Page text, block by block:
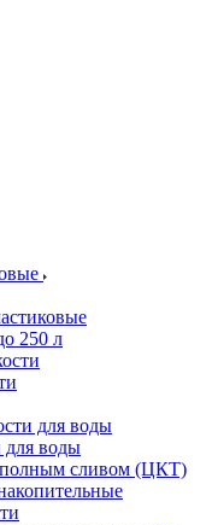
250 л
для воды
для воды
полным сливом (ЦКТ)